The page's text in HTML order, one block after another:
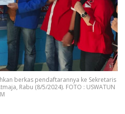
berkas pendaftarannya ke Sekretaris
Rabu (8/5/2024). FOTO : USWATUN